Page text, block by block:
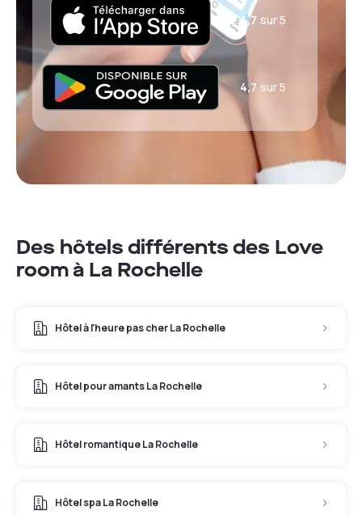
4,7 sur 5
4,7 sur 5
Des hôtels différents des Love
room à La Rochelle
Hôtel à l'heure pas cher La Rochelle
Hôtel pour amants La Rochelle
Hôtel romantique La Rochelle
Hôtel spa La Rochelle